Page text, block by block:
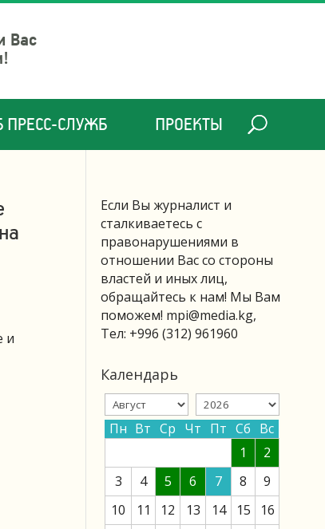
Вас
ПРЕСС-СЛУЖБ ПРОЕКТЫ
и
Если Вы журналист и
сталкиваетесь с
правонарушениями в
отношении Вас со стороны
властей и иных лиц,
обращайтесь к нам! Мы Вам
поможем! mpi@media.kg,
Тел: +996 (312) 961960
Календарь
Пн Вт Ср Чт Пт Сб Вс
1
2
3
4 5 6 7 8
9
10
11 12 13 14 15
16